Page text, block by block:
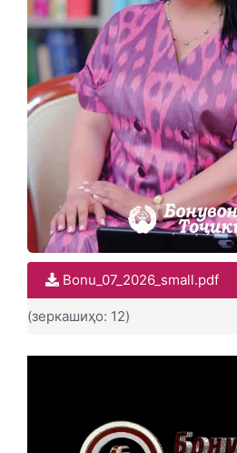
Bonu_07_2026_small.pdf
(зеркашиҳо: 12)